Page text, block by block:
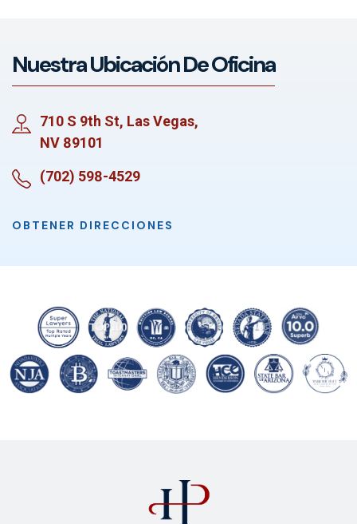
Nuestra Ubicación De Oficina
710 S 9th St, Las Vegas,
NV 89101
(702) 598-4529
OBTENER DIRECCIONES